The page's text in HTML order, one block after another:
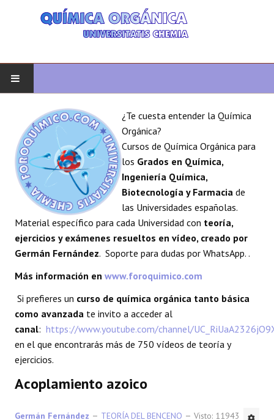
QUÍMICA ORGÁNICA
ORGÁNICA AVANZADA
HETEROCICLOS
SÍNTESIS
ESPECTROSCOPÍA
¿Te cuesta entender la Química
Orgánica?
Cursos de Química Orgánica para
los Grados en Química,
Ingeniería Química,
Biotecnología y Farmacia de
las Universidades españolas.
Material específico para cada Universidad con teoría,
ejercicios y exámenes resueltos en vídeo, creado por
Germán Fernández. Soporte para dudas por WhatsApp. .
Más información en www.foroquimico.com
Si prefieres un curso de química orgánica tanto básica
como avanzada te invito a acceder al
canal: https://www.youtube.com/channel/
en el que encontrarás más de 750 vídeos de teoría y
ejercicios.
Acoplamiento azoico
Germán Fernández TEORÍA DEL BENCENO Visto: 11943